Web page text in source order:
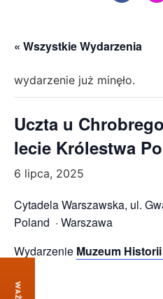
« Wszystkie Wydarzenia
wydarzenie już minęło.
Uczta u
lecie Królestwa
6 lipca, 2025
Cytadela Warszawska, ul.
Poland · Warszawa
Wydarzenie Muzeum